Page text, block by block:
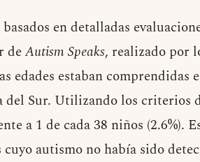
en detalladas
deAutism Speaks, realizado por
edades estaban comprendidas
del Sur. Utilizando los criterios
a 1 de cada 38 niños (2.6%).
autismo no había sido